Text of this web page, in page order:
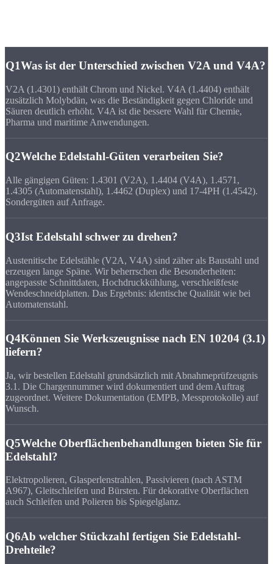
Q1Was ist der Unterschied zwischen V2A und V4A?
V2A (1.4301) enthält Chrom und Nickel. V4A (1.4404) enthält
zusätzlich Molybdän, was die Beständigkeit gegen Chloride und
Säuren deutlich erhöht. V4A ist die bessere Wahl für Chemie,
Pharma und maritime Anwendungen.
Q2Welche Edelstahl-Güten verarbeiten Sie?
Alle gängigen Güten: 1.4301 (V2A), 1.4404 (V4A), 1.4571,
1.4305 (Automatenstahl), 1.4462 (Duplex) und 17-4PH (1.4542).
Sondergüten auf Anfrage.
Q3Ist Edelstahl schwer zu drehen?
Austenitische Edelstähle (V2A, V4A) sind zäher als Baustahl und
erzeugen lange Späne. Wir beherrschen die Besonderheiten:
angepasste Schnittdaten, Hochdruckkühlung, verschleißfeste
Wendeschneidplatten. Das Ergebnis: identische Qualität wie bei
Automatenstahl.
Q4Können Sie Werkszeugnisse nach EN 10204 (3.1)
liefern?
Ja, wir bestellen Edelstahl grundsätzlich mit Abnahmeprüfzeugnis
3.1. Die Chargennummer wird dokumentiert und dem Auftrag
zugeordnet. Weitere Dokumentation (EMPB, Messprotokolle) auf
Wunsch.
Q5Welche Oberflächenbehandlungen bieten Sie für
Edelstahl?
Elektropolieren, Glasperlenstrahlen, Passivieren (nach ASTM
A967), Gleitschleifen und Bürsten. Für dekorative Oberflächen
auch Schleifen und Polieren bis Spiegelglanz.
Q6Ab welcher Stückzahl fertigen Sie Edelstahl-
Drehteile?